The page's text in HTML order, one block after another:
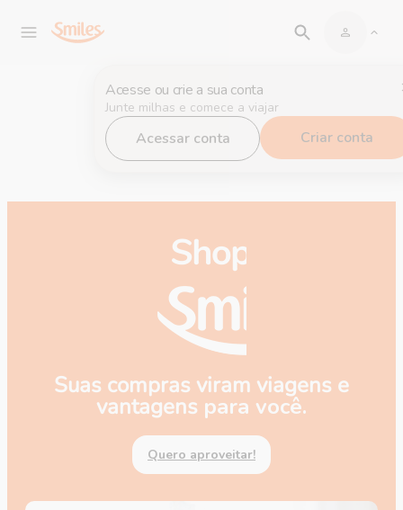
Acesse ou crie a sua conta
Junte milhas e comece a viajar
Acessar conta Criar conta
Suas compras viram viagens e
vantagens para você.
Quero aproveitar!